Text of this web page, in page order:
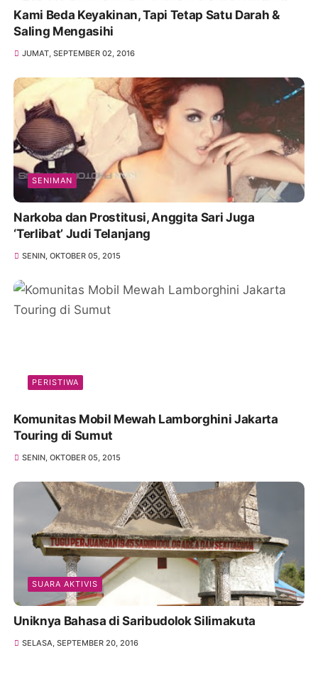
Kami Beda Keyakinan, Tapi Tetap Satu Darah &
Saling Mengasihi
JUMAT, SEPTEMBER 02, 2016
SENIMAN
Narkoba dan Prostitusi, Anggita Sari Juga
‘Terlibat’ Judi Telanjang
SENIN, OKTOBER 05, 2015
PERISTIWA
Komunitas Mobil Mewah Lamborghini Jakarta
Touring di Sumut
SENIN, OKTOBER 05, 2015
SUARA AKTIVIS
Uniknya Bahasa di Saribudolok Silimakuta
SELASA, SEPTEMBER 20, 2016